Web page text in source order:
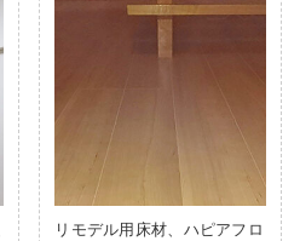
リモデル用床材、ハピアフロ